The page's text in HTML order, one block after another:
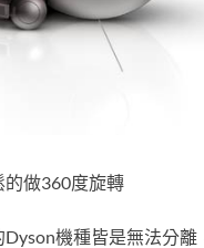
做360度旋轉
機種皆是無法分